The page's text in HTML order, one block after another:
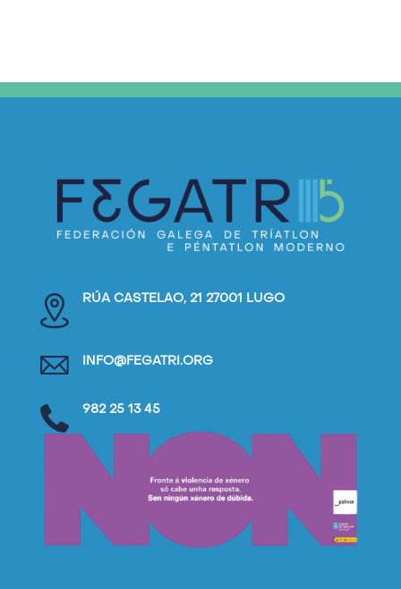
RÚA CASTELAO, 21 27001 LUGO
INFO@FEGATRI.ORG
982 25 13 45